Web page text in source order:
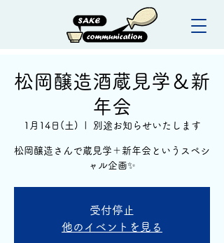
松岡醸造酒蔵見学＆新
年会
1月14日(土) 別途お知らせいたします
松岡醸造さんで蔵見学＋新年会というスペシ
ャル企画✨
受付停止
他のイベントを見る